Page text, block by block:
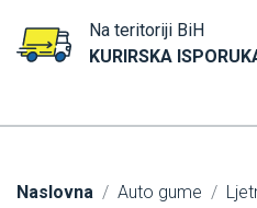
Na teritoriji BiH
KURIRSKA
Naslovna Auto gume